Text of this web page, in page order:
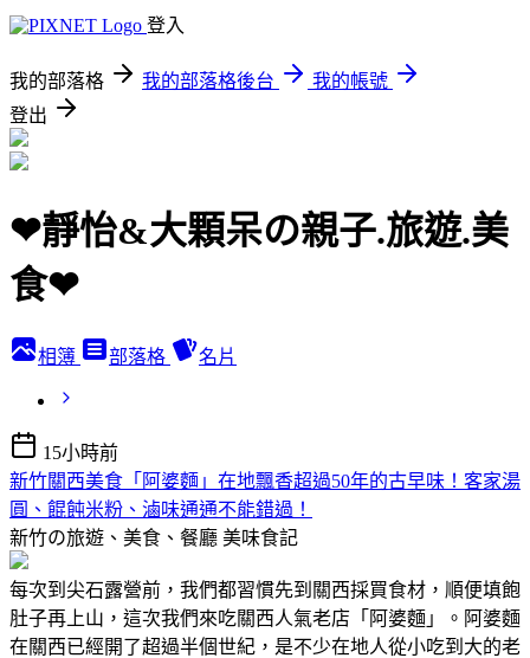
登入
我的部落格 我的部落格後台
我的帳號
登出
❤靜怡&大顆呆の親子.旅遊.美
食❤
相簿 部落格 名片
15小時前
新竹關西美食「阿婆麵」在地飄香超過50年的古早味！客家湯
圓、餛飩米粉、滷味通通不能錯過！
新竹の旅遊、美食、餐廳 美味食記
每次到尖石露營前，我們都習慣先到關西採買食材，順便填飽
肚子再上山，這次我們來吃關西人氣老店「阿婆麵」。阿婆麵
在關西已經開了超過半個世紀，是不少在地人從小吃到大的老